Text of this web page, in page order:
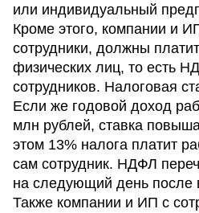
или индивидуальный
Кроме этого, компании и
сотрудники, должны
физических лиц, то есть
сотрудников. Налоговая
Если же годовой доход
млн рублей, ставка
этом 13% налога платит
сам сотрудник. НДФЛ
на следующий день после
Также компании и ИП с